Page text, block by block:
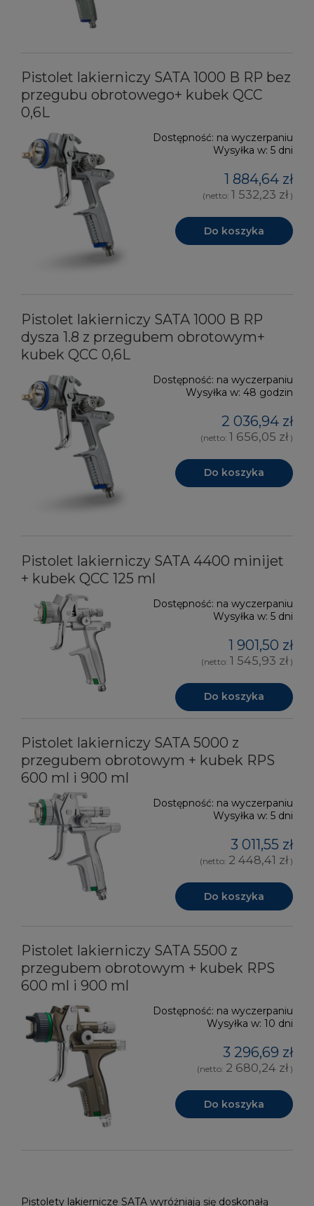
Pistolet lakierniczy SATA 1000 B RP bez
przegubu obrotowego+ kubek QCC
0,6L
Dostępność: na wyczerpaniu
Wysyłka w: 5 dni
1 884,64 zł
(netto: 1 532,23 zł )
Do koszyka
Pistolet lakierniczy SATA 1000 B RP
dysza 1.8 z przegubem obrotowym+
kubek QCC 0,6L
Dostępność: na wyczerpaniu
Wysyłka w: 48 godzin
2 036,94 zł
(netto: 1 656,05 zł )
Do koszyka
Pistolet lakierniczy SATA 4400 minijet
+ kubek QCC 125 ml
Dostępność: na wyczerpaniu
Wysyłka w: 5 dni
1 901,50 zł
(netto: 1 545,93 zł )
Do koszyka
Pistolet lakierniczy SATA 5000 z
przegubem obrotowym + kubek RPS
600 ml i 900 ml
Dostępność: na wyczerpaniu
Wysyłka w: 5 dni
3 011,55 zł
(netto: 2 448,41 zł )
Do koszyka
Pistolet lakierniczy SATA 5500 z
przegubem obrotowym + kubek RPS
600 ml i 900 ml
Dostępność: na wyczerpaniu
Wysyłka w: 10 dni
3 296,69 zł
(netto: 2 680,24 zł )
Do koszyka
Pistolety lakiernicze SATA wyróżniają się doskonałą